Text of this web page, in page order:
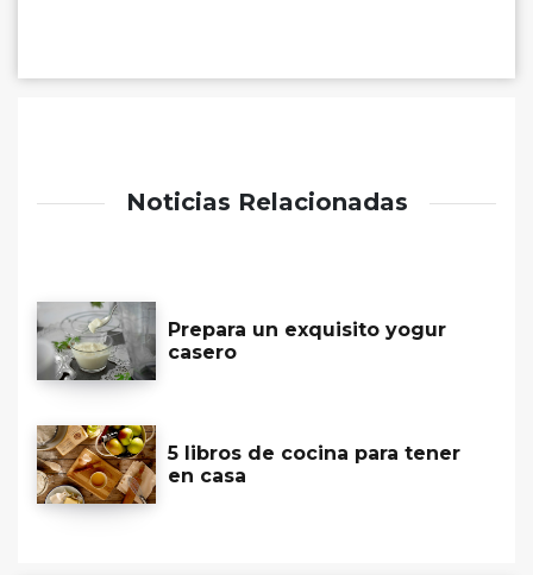
Noticias Relacionadas
Prepara un exquisito yogur
casero
5 libros de cocina para tener
en casa